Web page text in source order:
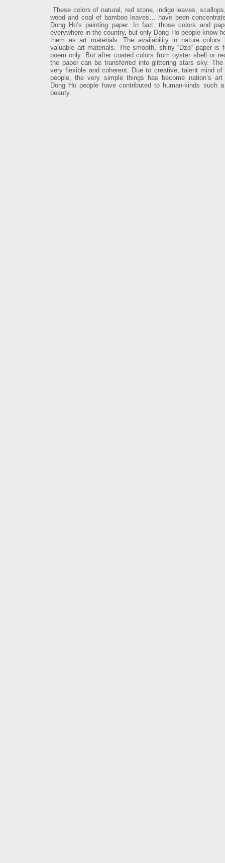
These colors of natural, red stone, indigo leaves,
wood and coal of bamboo leaves… have been
Dong Ho’s painting paper. In fact, those colors and
everywhere in the country, but only Dong Ho people know
them as art materials. The availability in nature colors
valuable art materials. The smooth, shiny “Dzo” paper is
poem only. But after coated colors from oyster shell or
the paper can be transferred into glittering stars sky. The
very flexible and coherent. Due to creative, talent mind of
people, the very simple things has become nation’s art
Dong Ho people have contributed to human-kinds such
beauty.